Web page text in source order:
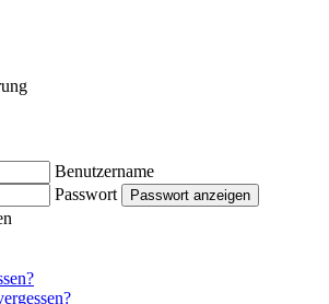
Benutzername
Passwort
Passwort anzeigen